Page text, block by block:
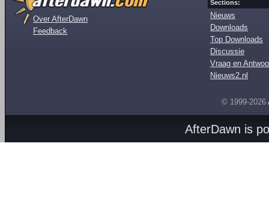
Over AfterDawn
Feedback
Sections:
Nieuws
Downloads
Top Downloads
Discussie
Vraag en
Nieuws2.nl
© 1999-2026
AfterDawn is